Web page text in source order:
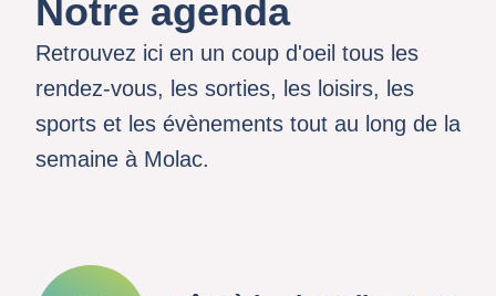
Notre agenda
Retrouvez ici en un coup d'oeil tous les
rendez-vous, les sorties, les loisirs, les
sports et les évènements tout au long de la
semaine à Molac.